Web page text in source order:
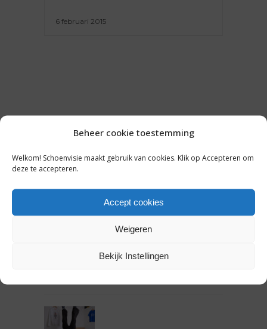
Beheer cookie toestemming
Welkom! Schoenvisie maakt gebruik van cookies. Klik op Accepteren om
deze te accepteren.
Accept cookies
Weigeren
Bekijk Instellingen
6 februari 2015